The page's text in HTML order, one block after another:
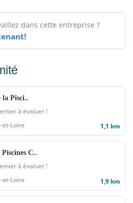
dans cette entreprise ?
Pisci..
à évaluer !
et-Loire
1,1 km
C..
à évaluer !
et-Loire
1,9 km